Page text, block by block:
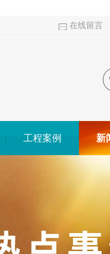
在线留言
工程案例 新